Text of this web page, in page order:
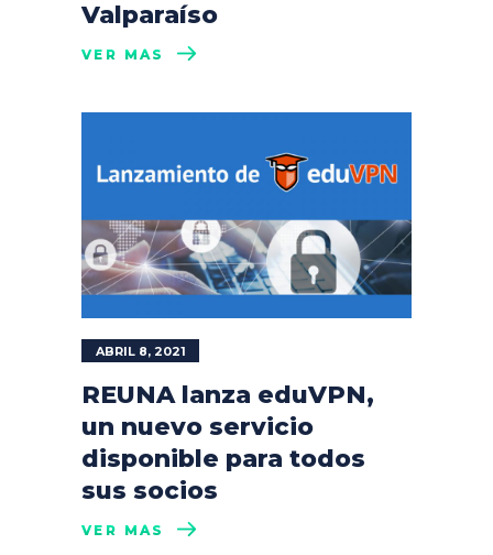
Valparaíso
VER MÁS
ABRIL 8, 2021
REUNA lanza eduVPN,
un nuevo servicio
disponible para todos
sus socios
VER MÁS